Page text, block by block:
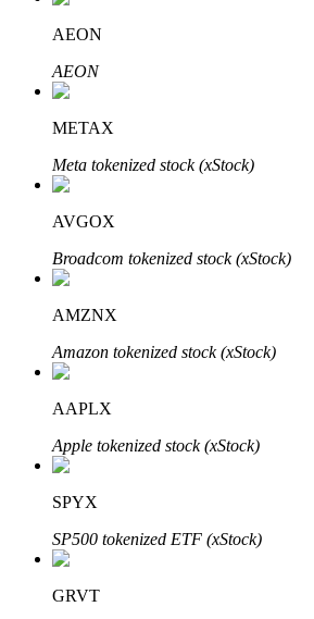
Automatyczna inwestycja
Zdobądź długoterminowy zysk i
Naucz się stakingu
Dowiedz się, jak uzyskać dochód
AEON
AEON
METAX
Meta tokenized stock (xStock)
AVGOX
Broadcom tokenized stock (xStock)
AMZNX
Amazon tokenized stock (xStock)
AAPLX
Apple tokenized stock (xStock)
SPYX
SP500 tokenized ETF (xStock)
GRVT